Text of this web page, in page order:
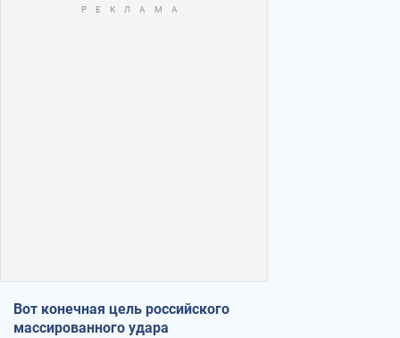
Вот конечная цель российского
массированного удара